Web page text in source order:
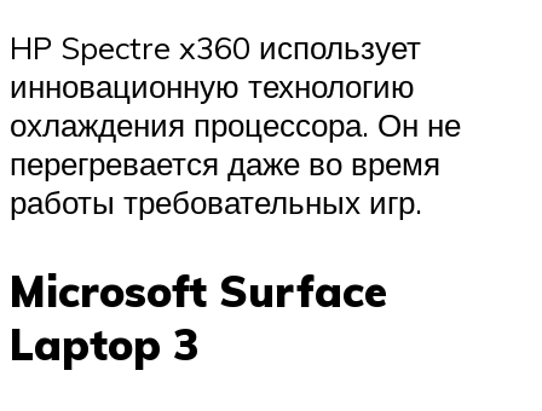
HP Spectre x360 использует
инновационную технологию
охлаждения процессора. Он не
перегревается даже во время
работы требовательных игр.
Microsoft Surface
Laptop 3